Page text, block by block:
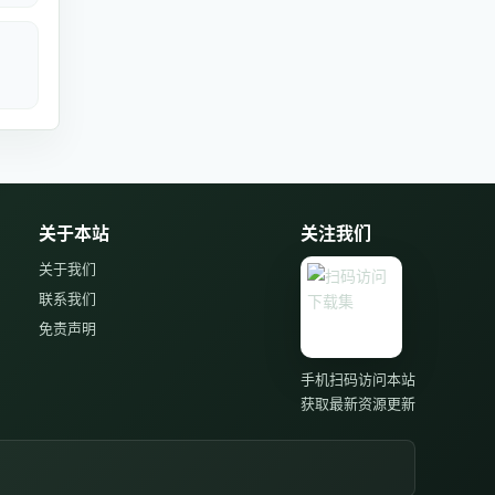
关于本站
关于我们
联系我们
免责声明
关注我们
手机扫码访问本站
获取最新资源更新